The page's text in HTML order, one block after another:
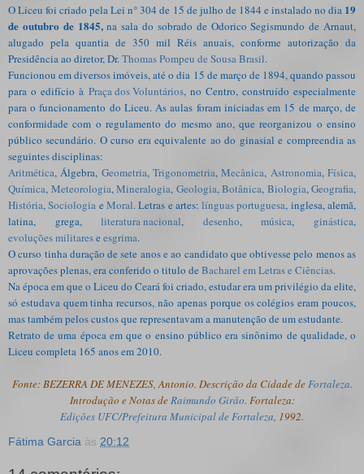
O Liceu foi criado pela Lei n° 304 de 15 de julho de 1844 e instalado no dia 19
de outubro de 1845,na sala do sobrado de Odorico Segismundo de Arnaut,
alugado pela quantia de 350 mil Réis anuais, conforme autorização da
Presidência ao diretor, Dr.Thomas Pompeu de Sousa Brasil.
Funcionou em diversos imóveis, até o dia 15 de março de 1894, quando passou
para o edifício à Praça dos Voluntários, no Centro, construído especialmente
para o funcionamento do Liceu. As aulas foram iniciadas em 15 de março, de
conformidade com o regulamento do mesmo ano, que reorganizou o ensino
público secundário. O curso era equivalente ao do ginasial e compreendia as
seguintes disciplinas:
Aritmética, Álgebra, Geometria,Trigonometria,Mecânica, Astronomia,Física,
Química, Meteorologia,Mineralogia, Geologia,Botânica, Biologia,Geografia,
História,Sociologia eMoral. Letras e artes:línguas portuguesa, inglesa, alemã,
latina, grega,literatura nacional, desenho,música, ginástica,
evoluções militarese esgrima.
O curso tinha duração de sete anos e ao candidato que obtivesse pelo menos as
aprovações plenas, era conferido o titulo de Bacharel em Letras e Ciências.
Na época em que o Liceu do Ceará foi criado, estudar era um privilégio da elite,
só estudava quem tinha recursos, não apenas porque os colégios eram poucos,
mas também pelos custos que representavam a manutenção de um estudante.
Retrato de uma época em que o ensino público era sinônimo de qualidade, o
Liceu completa 165 anos em 2010.
Fonte: BEZERRA DE MENEZES, Antonio. Descrição da Cidade deFortaleza.
Introdução e Notas deRaimundo Girão. Fortaleza:
Edições UFC/Prefeitura Municipal de Fortaleza, 1992.
Fátima Garcia às 20:12